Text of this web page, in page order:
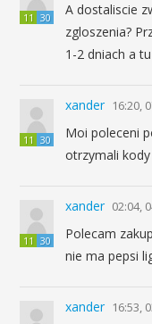
11 30
A dostaliscie
zgloszenia?
1-2 dniach a tu
11 30
xander 16:20,
Moi poleceni
otrzymali
11 30
xander 02:04,
Polecam
nie ma pepsi
xander 16:53,